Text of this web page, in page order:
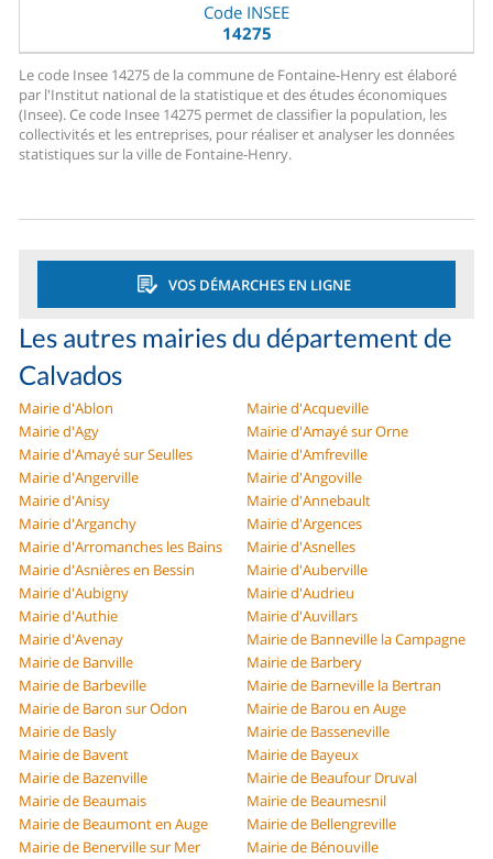
Code INSEE
14275
Le code Insee 14275 de la commune de Fontaine-Henry est élaboré
par l'Institut national de la statistique et des études économiques
(Insee). Ce code Insee 14275 permet de classifier la population, les
collectivités et les entreprises, pour réaliser et analyser les données
statistiques sur la ville de Fontaine-Henry.
VOS DÉMARCHES EN LIGNE
Les autres mairies du département de
Calvados
Mairie d'Ablon
Mairie d'Acqueville
Mairie d'Agy
Mairie d'Amayé sur Orne
Mairie d'Amayé sur Seulles
Mairie d'Amfreville
Mairie d'Angerville
Mairie d'Angoville
Mairie d'Anisy
Mairie d'Annebault
Mairie d'Arganchy
Mairie d'Argences
Mairie d'Arromanches les Bains
Mairie d'Asnelles
Mairie d'Asnières en Bessin
Mairie d'Auberville
Mairie d'Aubigny
Mairie d'Audrieu
Mairie d'Authie
Mairie d'Auvillars
Mairie d'Avenay
Mairie de Banneville la Campagne
Mairie de Banville
Mairie de Barbery
Mairie de Barbeville
Mairie de Barneville la Bertran
Mairie de Baron sur Odon
Mairie de Barou en Auge
Mairie de Basly
Mairie de Basseneville
Mairie de Bavent
Mairie de Bayeux
Mairie de Bazenville
Mairie de Beaufour Druval
Mairie de Beaumais
Mairie de Beaumesnil
Mairie de Beaumont en Auge
Mairie de Bellengreville
Mairie de Benerville sur Mer
Mairie de Bénouville